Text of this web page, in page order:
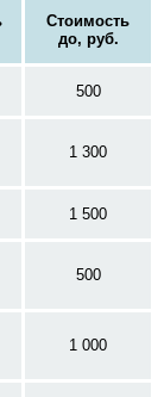
Стоимость
до, руб.
500
1 300
1 500
500
1 000